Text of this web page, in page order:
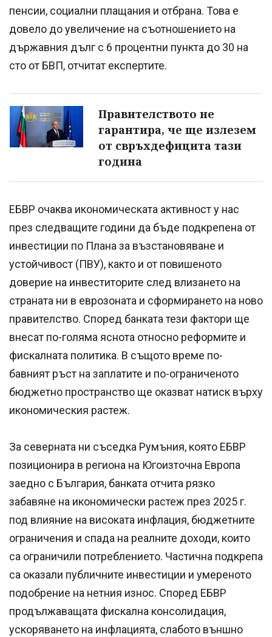
пенсии, социални плащания и отбрана. Това е
довело до увеличение на съотношението на
държавния дълг с 6 процентни пункта до 30 на
сто от БВП, отчитат експертите.
Правителството не
гарантира, че ще излезем
от свръхдефицита тази
година
ЕБВР очаква икономическата активност у нас
през следващите години да бъде подкрепена от
инвестиции по Плана за възстановяване и
устойчивост (ПВУ), както и от повишеното
доверие на инвеститорите след влизането на
страната ни в еврозоната и сформирането на ново
правителство. Според банката тези фактори ще
внесат по-голяма яснота относно реформите и
фискалната политика. В същото време по-
бавният ръст на заплатите и по-ограниченото
бюджетно пространство ще оказват натиск върху
икономическия растеж.
За северната ни съседка Румъния, която ЕБВР
позиционира в региона на Югоизточна Европа
заедно с България, банката отчита рязко
забавяне на икономически растеж през 2025 г.
под влияние на високата инфлация, бюджетните
ограничения и спада на реалните доходи, които
са ограничили потреблението. Частична подкрепа
са оказали публичните инвестиции и умереното
подобрение на нетния износ. Според ЕБВР
продължаващата фискална консолидация,
ускоряването на инфлацията, слабото външно